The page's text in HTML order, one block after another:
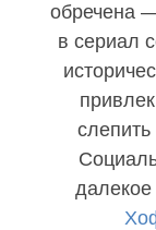
обречена
в сериал
привлек